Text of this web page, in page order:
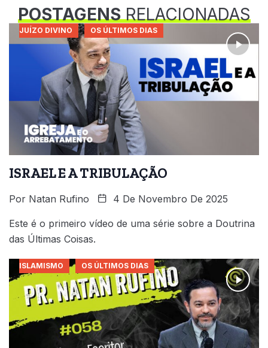
POSTAGENSRELACIONADAS
JUÍZO DIVINO OS ÚLTIMOS DIAS
ISRAEL E A TRIBULAÇÃO
Por Natan Rufino 4 De Novembro De 2025
Este é o primeiro vídeo de uma série sobre a Doutrina
das Últimas Coisas.
ISLAMISMO OS ÚLTIMOS DIAS